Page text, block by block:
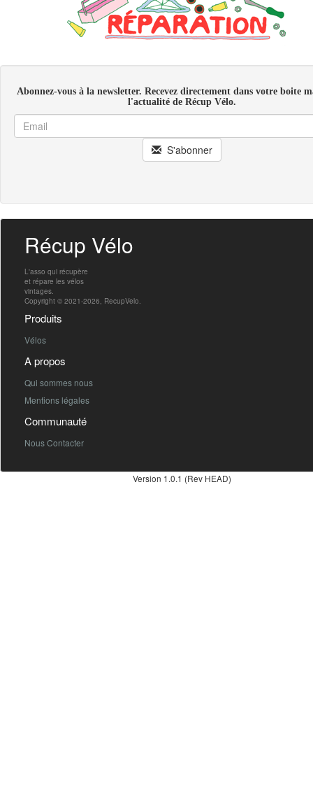
Abonnez-vous à la newsletter. Recevez directement dans votre boite
l'actualité de Récup Vélo.
S'abonner
Récup Vélo
L'asso qui récupère
et répare les vélos
vintages.
Copyright © 2021-2026, RecupVelo.
Produits
Vélos
A propos
Qui sommes nous
Mentions légales
Communauté
Nous Contacter
Version 1.0.1 (Rev HEAD)